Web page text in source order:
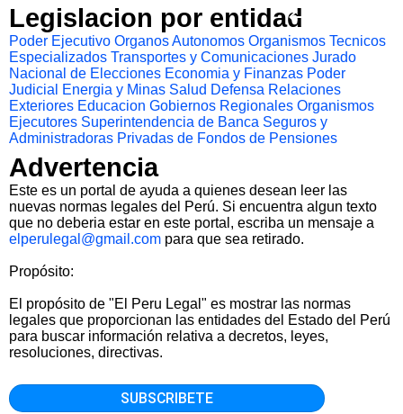
Legislacion por entidad
Poder Ejecutivo Organos Autonomos Organismos Tecnicos
Especializados Transportes y Comunicaciones Jurado
Nacional de Elecciones Economia y Finanzas Poder
Judicial
Energia y Minas Salud Defensa Relaciones
Exteriores Educacion Gobiernos Regionales Organismos
Ejecutores Superintendencia de Banca Seguros y
Administradoras Privadas de Fondos de Pensiones
Advertencia
Este es un portal de ayuda a quienes desean leer las
nuevas normas legales del Perú. Si encuentra algun texto
que no deberia estar en este portal, escriba un mensaje a
elperulegal@gmail.com para que sea retirado.
Propósito:
El propósito de "El Peru Legal" es mostrar las normas
legales que proporcionan las entidades del Estado del Perú
para buscar información relativa a decretos, leyes,
resoluciones, directivas.